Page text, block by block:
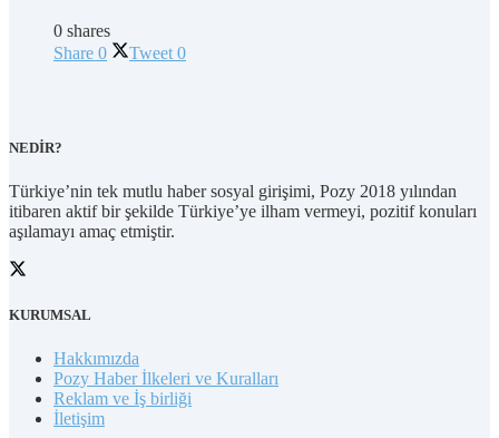
0 shares
Share 0 Tweet 0
NEDİR?
Türkiye’nin tek mutlu haber sosyal girişimi, Pozy 2018 yılından
itibaren aktif bir şekilde Türkiye’ye ilham vermeyi, pozitif konuları
aşılamayı amaç etmiştir.
KURUMSAL
Hakkımızda
Pozy Haber İlkeleri ve Kuralları
Reklam ve İş birliği
İletişim